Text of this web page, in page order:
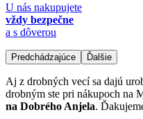
U nás nakupujete
vždy bezpečne
a s dôverou
Predchádzajúce Ďalšie
Aj z drobných vecí sa dajú
drobným ste pri nákupoch na
na Dobrého Anjela.